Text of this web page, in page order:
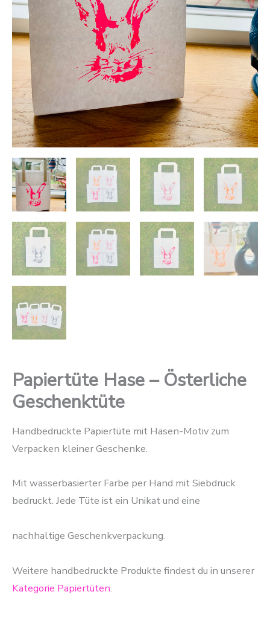
Papiertüte Hase – Österliche
Geschenktüte
Handbedruckte Papiertüte mit Hasen-Motiv zum
Verpacken kleiner Geschenke.
Mit wasserbasierter Farbe per Hand mit Siebdruck
bedruckt. Jede Tüte ist ein Unikat und eine
nachhaltige Geschenkverpackung.
Weitere handbedruckte Produkte findest du in unserer
Kategorie Papiertüten.